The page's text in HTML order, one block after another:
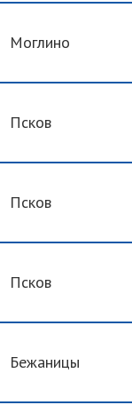
Моглино
Псков
Псков
Псков
Бежаницы